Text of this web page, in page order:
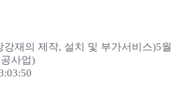
강재의 제작, 설치 및 부가서비스)5월
사업)